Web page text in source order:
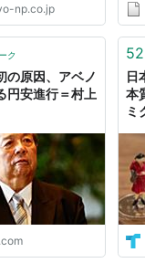
作者:
渡邉哲也
出版社/メーカ
2013/
単行
購入: 39人 ク
この商品を含む
不況は人災
作者:松尾匡
出版社/メーカ
2010/
メディア:単行
np.co.jp
ク
の原因、アベノ
円安進行＝村上
日
本
ミ